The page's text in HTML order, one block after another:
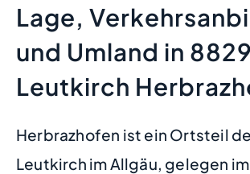
Lage,
und Umland in
Leutkirch
Herbrazhofen ist ein Ortsteil
Leutkirch im Allgäu, gelegen